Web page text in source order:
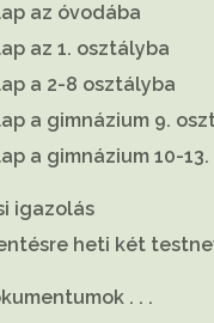
az óvodába
az 1. osztályba
a 2-8 osztályba
a gimnázium 9.
a gimnázium 10-13.
igazolás
heti két
. . .